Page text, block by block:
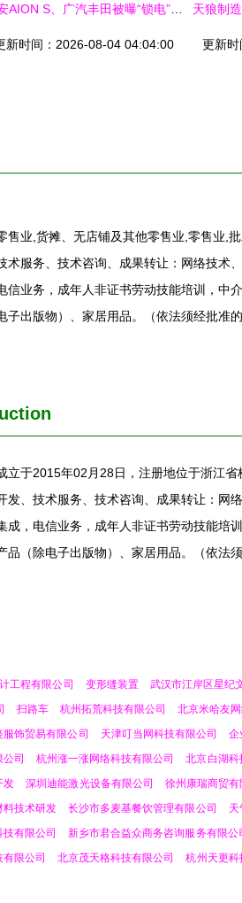
新时间：2026-08-04 04:04:00 更新
售业,货摊、无店铺及其他零售业,零售业,
术服务、技术咨询、成果转让：网络技术
信业务，成年人非证书劳动技能培训，中
子出版物）、家居用品。（依法须经批准
立于2015年02月28日，注册地位于浙江
发、技术服务、技术咨询、成果转让：网
成，电信业务，成年人非证书劳动技能培
品（除电子出版物）、家居用品。（依法
工程有限公司 变形缝装置 武汉市江岸区星纪
扫路车 杭州拓荒科技有限公司 北京米哈友
服饰贸易有限公司 天津叮当网科技有限公司 企
司 杭州涨一涨网络科技有限公司 北京白湖科
发 深圳迪能激光设备有限公司 徐州康瑞商贸有
料技术研发 长沙市多麦基餐饮管理有限公司 天
有限公司 新乡市君合益众商务咨询服务有限公
限公司 北京茂天格科技有限公司 杭州天更科